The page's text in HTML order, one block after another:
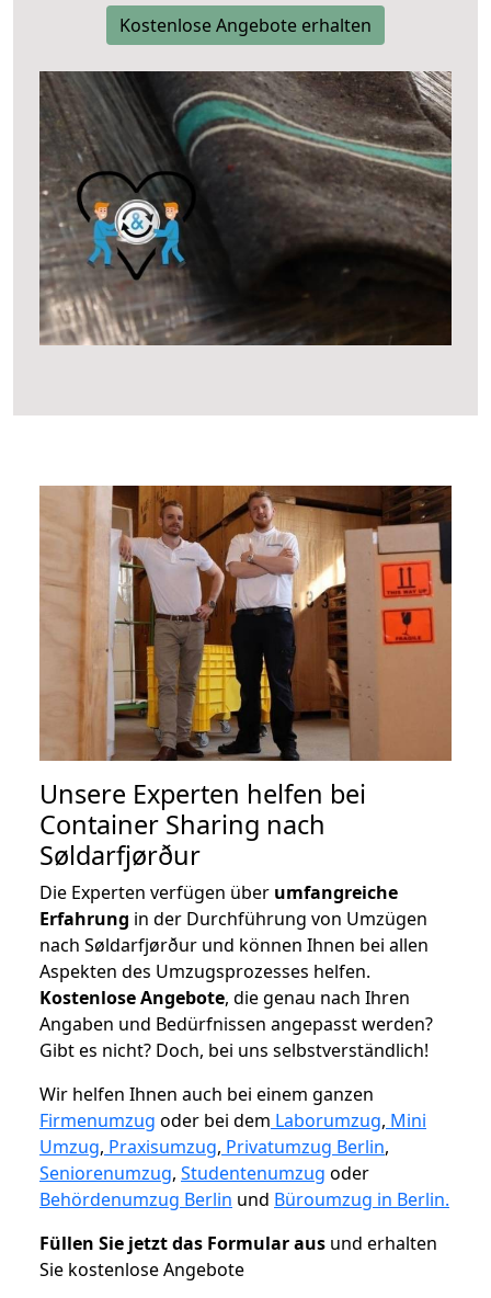
Kostenlose Angebote erhalten
Unsere Experten helfen bei
Container Sharing nach
Søldarfjørður
Die Experten verfügen über umfangreiche
Erfahrung in der Durchführung von Umzügen
nach Søldarfjørður und können Ihnen bei allen
Aspekten des Umzugsprozesses helfen.
Kostenlose Angebote, die genau nach Ihren
Angaben und Bedürfnissen angepasst werden?
Gibt es nicht? Doch, bei uns selbstverständlich!
Wir helfen Ihnen auch bei einem ganzen
Firmenumzug oder bei dem Laborumzug, Mini
Umzug, Praxisumzug, Privatumzug Berlin,
Seniorenumzug, Studentenumzug oder
Behördenumzug Berlin und Büroumzug in Berlin.
Füllen Sie jetzt das Formular aus und erhalten
Sie kostenlose Angebote